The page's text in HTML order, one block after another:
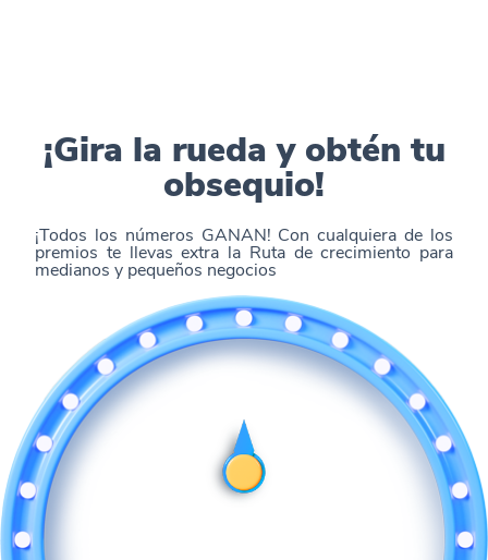
¡Gira la rueda y obtén tu
obsequio!
¡Todos los números GANAN! Con cualquiera de los
premios te llevas extra la Ruta de crecimiento para
medianos y pequeños negocios​